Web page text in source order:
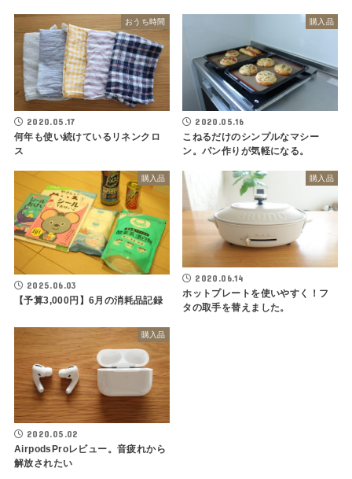
おうち時間
2020.05.17
何年も使い続けているリネンクロ
ス
購入品
2020.05.16
こねるだけのシンプルなマシー
ン。パン作りが気軽になる。
購入品
2025.06.03
【予算3,000円】6月の消耗品記録
購入品
2020.06.14
ホットプレートを使いやすく！フ
タの取手を替えました。
購入品
2020.05.02
AirpodsProレビュー。音疲れから
解放されたい